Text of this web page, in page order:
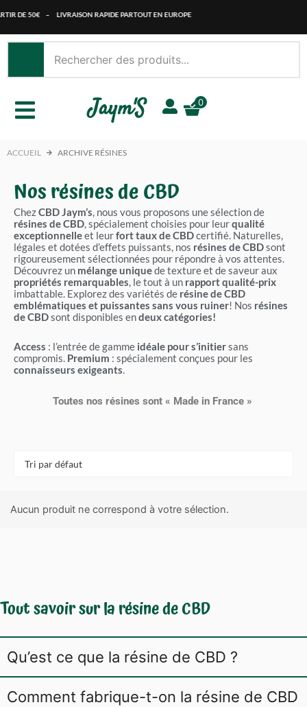
contenu
DE 50€ – LIVRAISON RAPIDE PARTOUT EN EUROPE
Jaym'S 0
ACCUEIL ARCHIVE RÉSINES
Nos résines de CBD
ChezCBD Jaym’s, nous vous proposons une sélection de
résines de CBD, spécialement choisies pour leurqualité
exceptionnelleet leurfort taux de CBDcertifié. Naturelles,
légales et dotées d’effets puissants, nos résines de CBDsont
rigoureusement sélectionnées pour répondre à vos attentes.
Découvrez un mélange uniquede texture et de saveur aux
propriétés remarquables, le tout à un rapport qualité-prix
imbattable. Explorez des variétés de résine de CBD
emblématiques et puissantes sans vous ruiner! Nos résines
de CBDsont disponibles endeux catégories!
Access : l’entrée de gamme idéale pour s’initiersans
compromis. Premium : spécialement conçues pour les
connaisseurs exigeants.
Toutes nos résines sont « Made in France »
Aucun produit ne correspond à votre sélection.
Tout savoir sur la résine de CBD
Qu’est ce que la résine de CBD ?
Comment fabrique-t-on la résine de CBD